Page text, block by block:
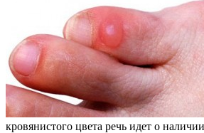
кровянистого цвета речь идет о